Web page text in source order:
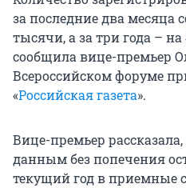
за последние два месяца
тысячи, а за три года –
сообщила вице-премьер
Всероссийском форуме
«Российская газета».
Вице-премьер
данным без попечения
текущий год в приемные